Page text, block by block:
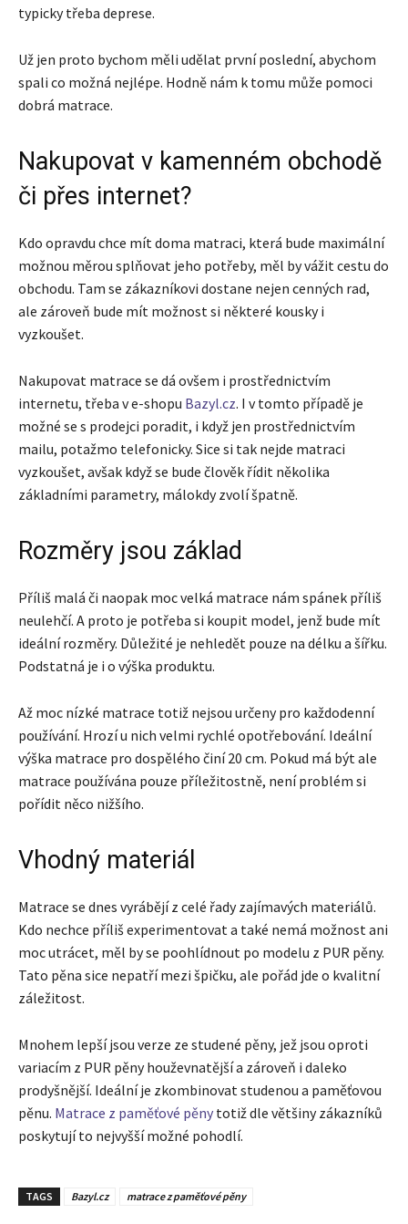
typicky třeba deprese.
Už jen proto bychom měli udělat první poslední, abychom
spali co možná nejlépe. Hodně nám k tomu může pomoci
dobrá matrace.
Nakupovat v kamenném obchodě
či přes internet?
Kdo opravdu chce mít doma matraci, která bude maximální
možnou měrou splňovat jeho potřeby, měl by vážit cestu do
obchodu. Tam se zákazníkovi dostane nejen cenných rad,
ale zároveň bude mít možnost si některé kousky i
vyzkoušet.
Nakupovat matrace se dá ovšem i prostřednictvím
internetu, třeba v e-shopu Bazyl.cz. I v tomto případě je
možné se s prodejci poradit, i když jen prostřednictvím
mailu, potažmo telefonicky. Sice si tak nejde matraci
vyzkoušet, avšak když se bude člověk řídit několika
základními parametry, málokdy zvolí špatně.
Rozměry jsou základ
Příliš malá či naopak moc velká matrace nám spánek příliš
neulehčí. A proto je potřeba si koupit model, jenž bude mít
ideální rozměry. Důležité je nehledět pouze na délku a šířku.
Podstatná je i o výška produktu.
Až moc nízké matrace totiž nejsou určeny pro každodenní
používání. Hrozí u nich velmi rychlé opotřebování. Ideální
výška matrace pro dospělého činí 20 cm. Pokud má být ale
matrace používána pouze příležitostně, není problém si
pořídit něco nižšího.
Vhodný materiál
Matrace se dnes vyrábějí z celé řady zajímavých materiálů.
Kdo nechce příliš experimentovat a také nemá možnost ani
moc utrácet, měl by se poohlídnout po modelu z PUR pěny.
Tato pěna sice nepatří mezi špičku, ale pořád jde o kvalitní
záležitost.
Mnohem lepší jsou verze ze studené pěny, jež jsou oproti
variacím z PUR pěny houževnatější a zároveň i daleko
prodyšnější. Ideální je zkombinovat studenou a paměťovou
pěnu. Matrace z paměťové pěny totiž dle většiny zákazníků
poskytují to nejvyšší možné pohodlí.
TAGS Bazyl.cz matrace z paměťové pěny